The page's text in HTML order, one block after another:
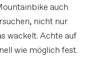
auch
nicht nur
wackelt. Achte auf
wie möglich fest.